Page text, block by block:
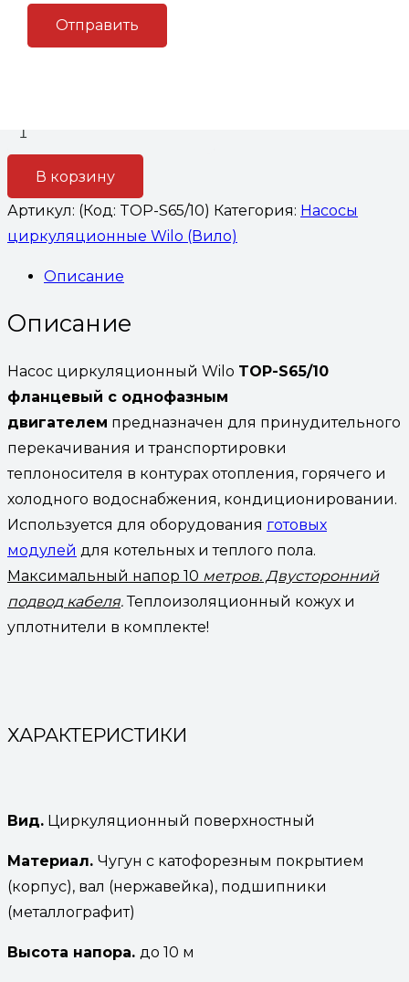
45,800₽
В корзину
Артикул: (Код: TOP-S65/10) Категория: Насосы
циркуляционные Wilo (Вило)
Описание
Описание
Насос циркуляционный Wilo TOP-S65/10
фланцевый с однофазным
двигателем предназначен для принудительного
перекачивания и транспортировки
теплоносителя в контурах отопления, горячего и
холодного водоснабжения, кондиционировании.
Используется для оборудования готовых
модулей для котельных и теплого пола.
Максимальный напор 10 метров. Двусторонний
подвод кабеля.Теплоизоляционный кожух и
уплотнители в комплекте!
ХАРАКТЕРИСТИКИ
Вид. Циркуляционный поверхностный
Материал. Чугун с катофорезным покрытием
(корпус), вал (нержавейка), подшипники
(металлографит)
Высота напора. до 10 м